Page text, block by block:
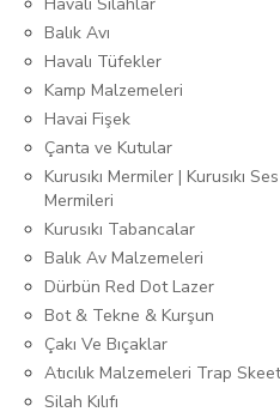
Balık Avı
Havalı Tüfekler
Kamp Malzemeleri
Havai Fişek
Çanta ve Kutular
Kurusıkı Mermiler | Kurusıkı Ses
Mermileri
Kurusıkı Tabancalar
Balık Av Malzemeleri
Dürbün Red Dot Lazer
Bot & Tekne & Kurşun
Çakı Ve Bıçaklar
Atıcılık Malzemeleri Trap
Silah Kılıfı